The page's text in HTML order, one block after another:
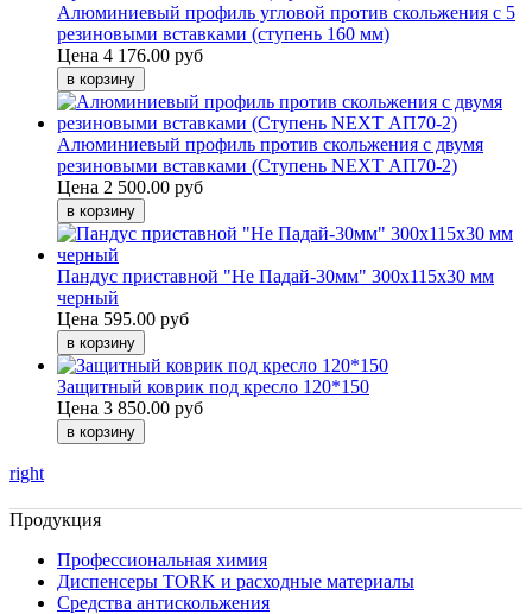
Алюминиевый профиль угловой против скольжения с 5
резиновыми вставками (ступень 160 мм)
Цена 4 176.00 руб
Алюминиевый профиль против скольжения с двумя
резиновыми вставками (Ступень NEXT АП70-2)
Цена 2 500.00 руб
Пандус приставной "Не Падай-30мм" 300х115х30 мм
черный
Цена 595.00 руб
Защитный коврик под кресло 120*150
Цена 3 850.00 руб
right
Продукция
Профессиональная химия
Диспенсеры TORK и расходные материалы
Cредства антискольжения